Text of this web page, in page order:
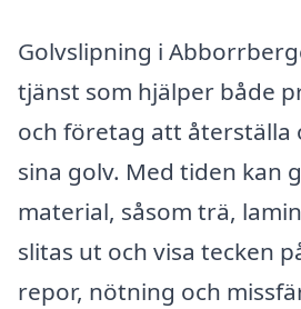
Golvslipning i
tjänst som hjälper både
och företag att återställa
sina golv. Med tiden kan
material, såsom trä,
slitas ut och visa tecken
repor, nötning och